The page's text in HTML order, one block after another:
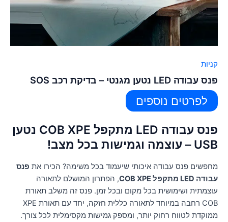
קניות
פנס עבודה LED נטען מגנטי – בדיקת רכב SOS
לפרטים נוספים
פנס עבודה LED מתקפל COB XPE נטען
USB – עוצמה וגמישות בכל מצב!
מחפשים פנס עבודה איכותי שיעמוד בכל משימה? הכירו את פנס
עבודה LED מתקפל COB XPE
, הפתרון המושלם לתאורה
עוצמתית ושימושית בכל מקום ובכל זמן. פנס זה משלב תאורת
COB רחבה במיוחד לתאורה כללית חזקה, יחד עם תאורת XPE
ממוקדת לטווח רחוק יותר, ומספק גמישות מקסימלית לכל צורך.